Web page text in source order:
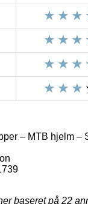
– MTB hjelm –
baseret på 22